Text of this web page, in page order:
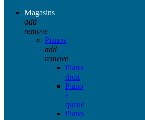
Magasins
add
remove
Pianos
add
remove
Piano
droit
Piano
à
queue
Piano